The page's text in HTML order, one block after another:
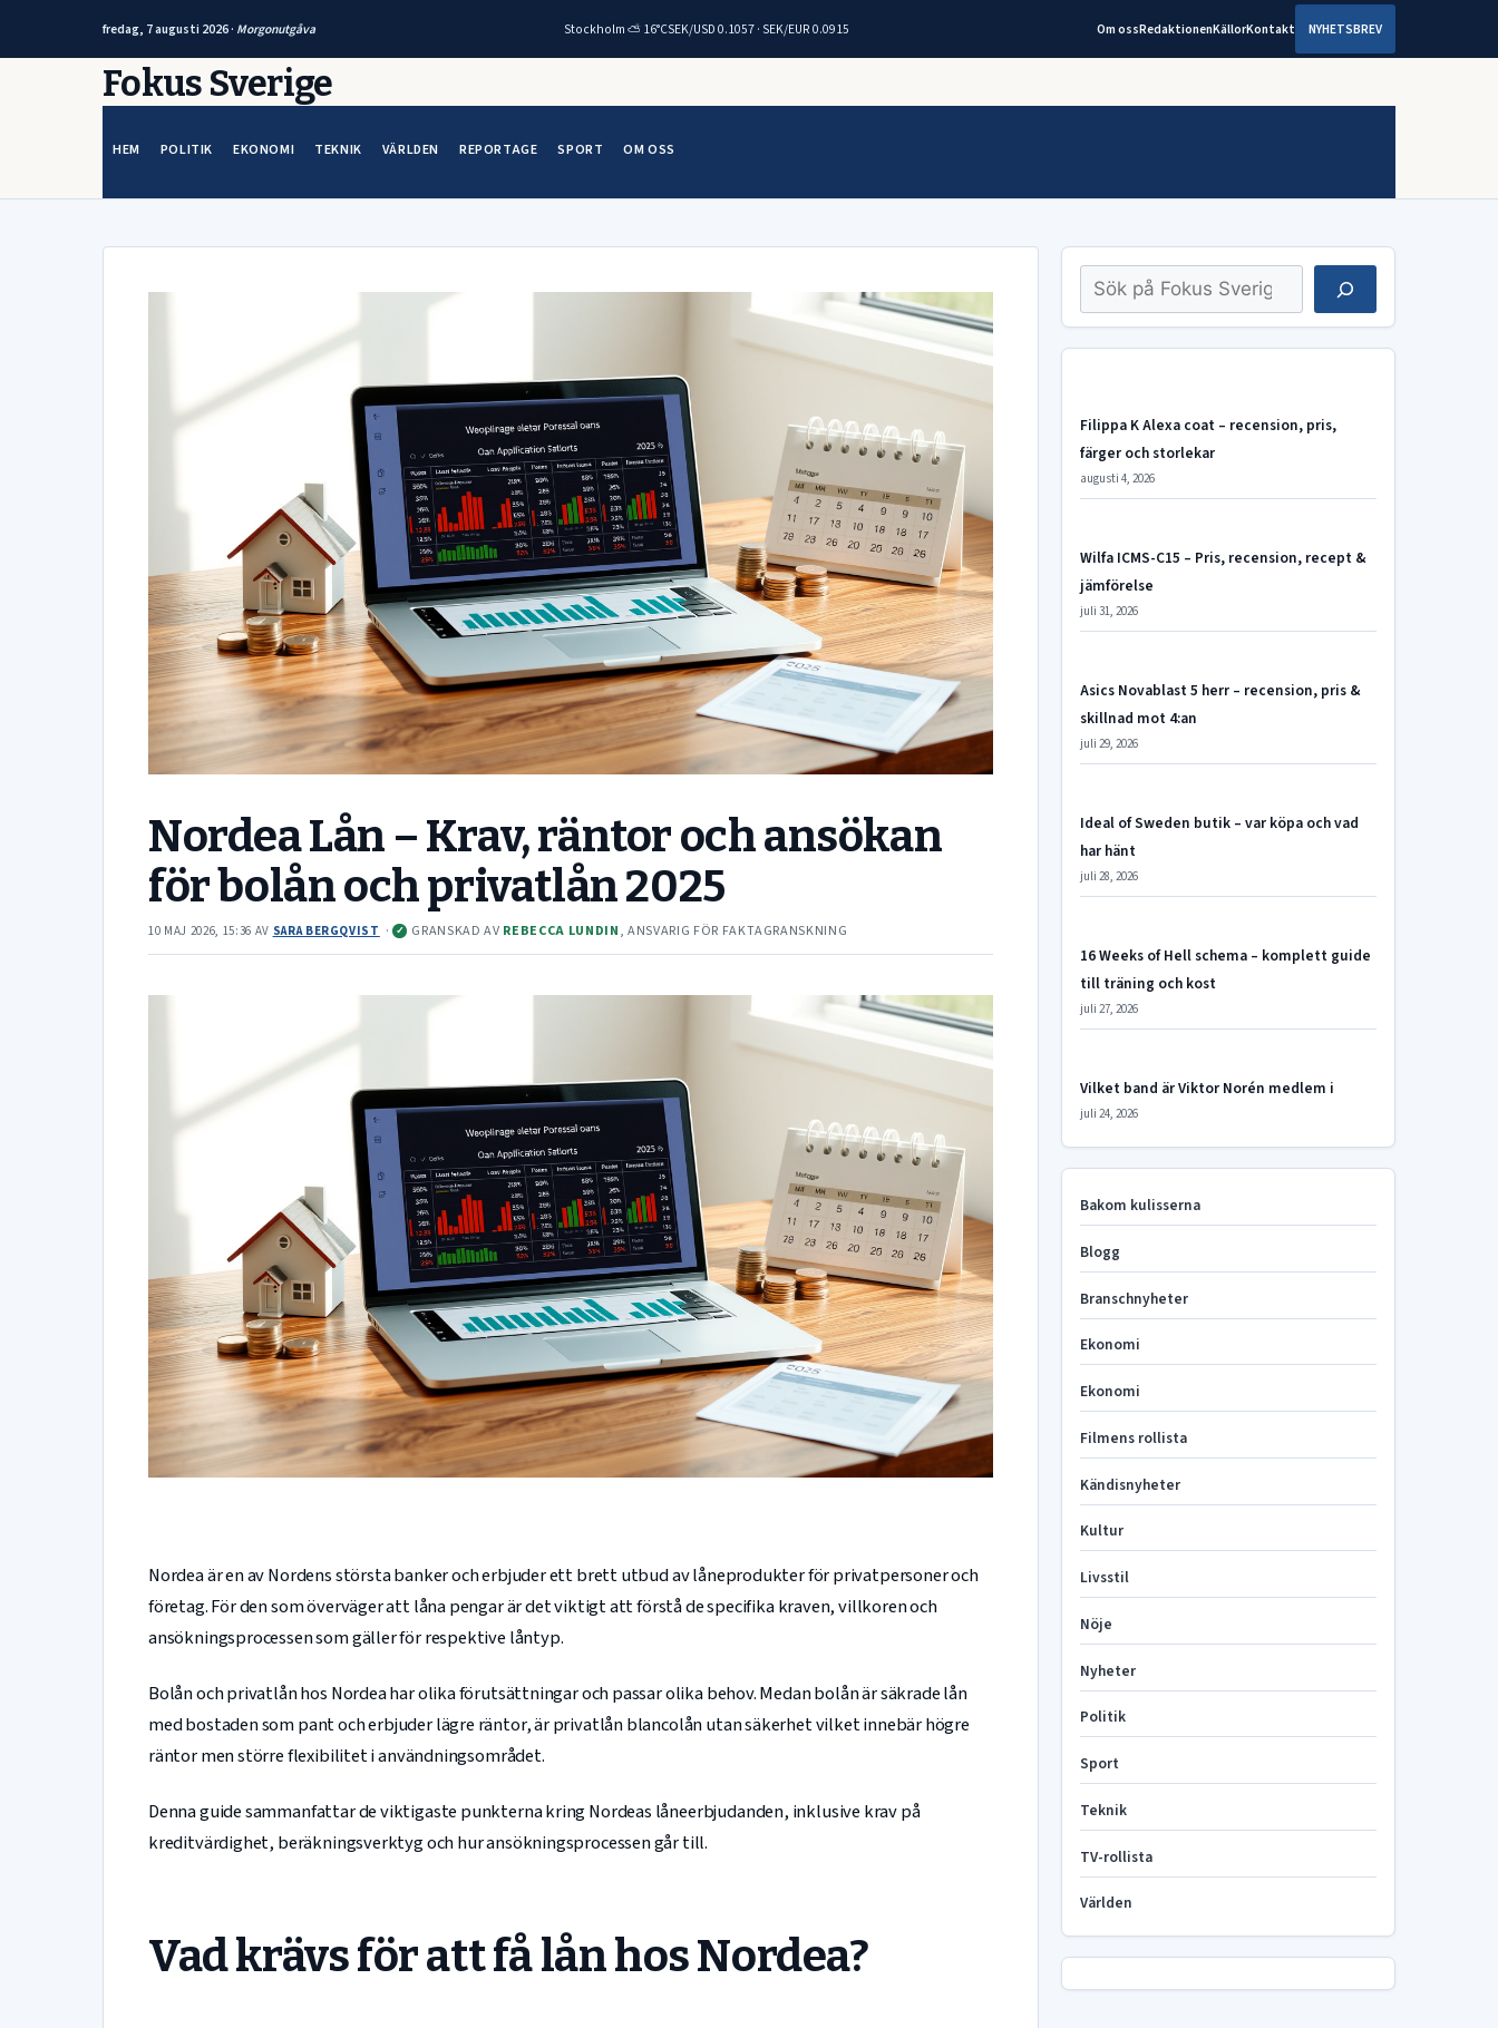
fredag, 7 augusti 2026 · Morgonutgåva Stockholm ⛅ 16°CSEK/USD 0.1057 · SEK/EUR 0.0915 Om ossRedaktionenKällorKontakt NYHETSBREV
Fokus Sverige
HEM POLITIK EKONOMI TEKNIK VÄRLDEN REPORTAGE SPORT OM OSS
Nordea Lån – Krav, räntor och ansökan
för bolån och privatlån 2025
10 MAJ 2026, 15:36 AV SARA BERGQVIST · ✓ GRANSKAD AV REBECCA LUNDIN, ANSVARIG FÖR FAKTAGRANSKNING
Nordea är en av Nordens största banker och erbjuder ett brett utbud av låneprodukter för privatpersoner och
företag. För den som överväger att låna pengar är det viktigt att förstå de specifika kraven, villkoren och
ansökningsprocessen som gäller för respektive låntyp.
Bolån och privatlån hos Nordea har olika förutsättningar och passar olika behov. Medan bolån är säkrade lån
med bostaden som pant och erbjuder lägre räntor, är privatlån blancolån utan säkerhet vilket innebär högre
räntor men större flexibilitet i användningsområdet.
Denna guide sammanfattar de viktigaste punkterna kring Nordeas låneerbjudanden, inklusive krav på
kreditvärdighet, beräkningsverktyg och hur ansökningsprocessen går till.
Vad krävs för att få lån hos Nordea?
Sök
Filippa K Alexa coat – recension, pris,
färger och storlekar
augusti 4, 2026
Wilfa ICMS-C15 – Pris, recension, recept &
jämförelse
juli 31, 2026
Asics Novablast 5 herr – recension, pris &
skillnad mot 4:an
juli 29, 2026
Ideal of Sweden butik – var köpa och vad
har hänt
juli 28, 2026
16 Weeks of Hell schema – komplett guide
till träning och kost
juli 27, 2026
Vilket band är Viktor Norén medlem i
juli 24, 2026
Bakom kulisserna
Blogg
Branschnyheter
Ekonomi
Ekonomi
Filmens rollista
Kändisnyheter
Kultur
Livsstil
Nöje
Nyheter
Politik
Sport
Teknik
TV-rollista
Världen